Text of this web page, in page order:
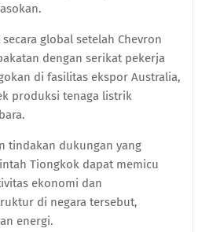
global setelah Chevron
dengan serikat pekerja
di fasilitas ekspor Australia,
produksi tenaga listrik
tindakan dukungan yang
Tiongkok dapat memicu
ekonomi dan
di negara tersebut,
energi.